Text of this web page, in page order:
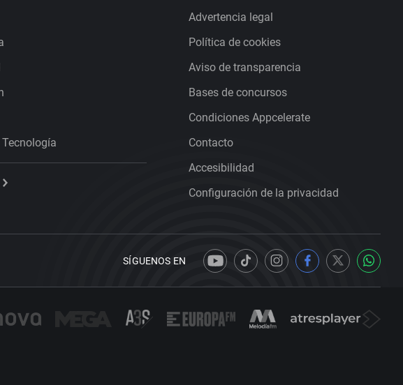
Advertencia legal
Política de cookies
Aviso de transparencia
Bases de concursos
Condiciones Appcelerate
Contacto
Accesibilidad
Configuración de la privacidad
SÍGUENOS EN